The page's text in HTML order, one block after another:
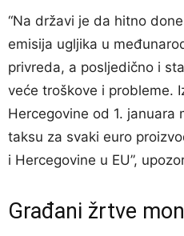
“Na državi je da hitno
emisija ugljika u
privreda, a posljedično i
veće troškove i probleme.
Hercegovine od 1. januara
taksu za svaki euro
i Hercegovine u EU”,
Građani žrtve